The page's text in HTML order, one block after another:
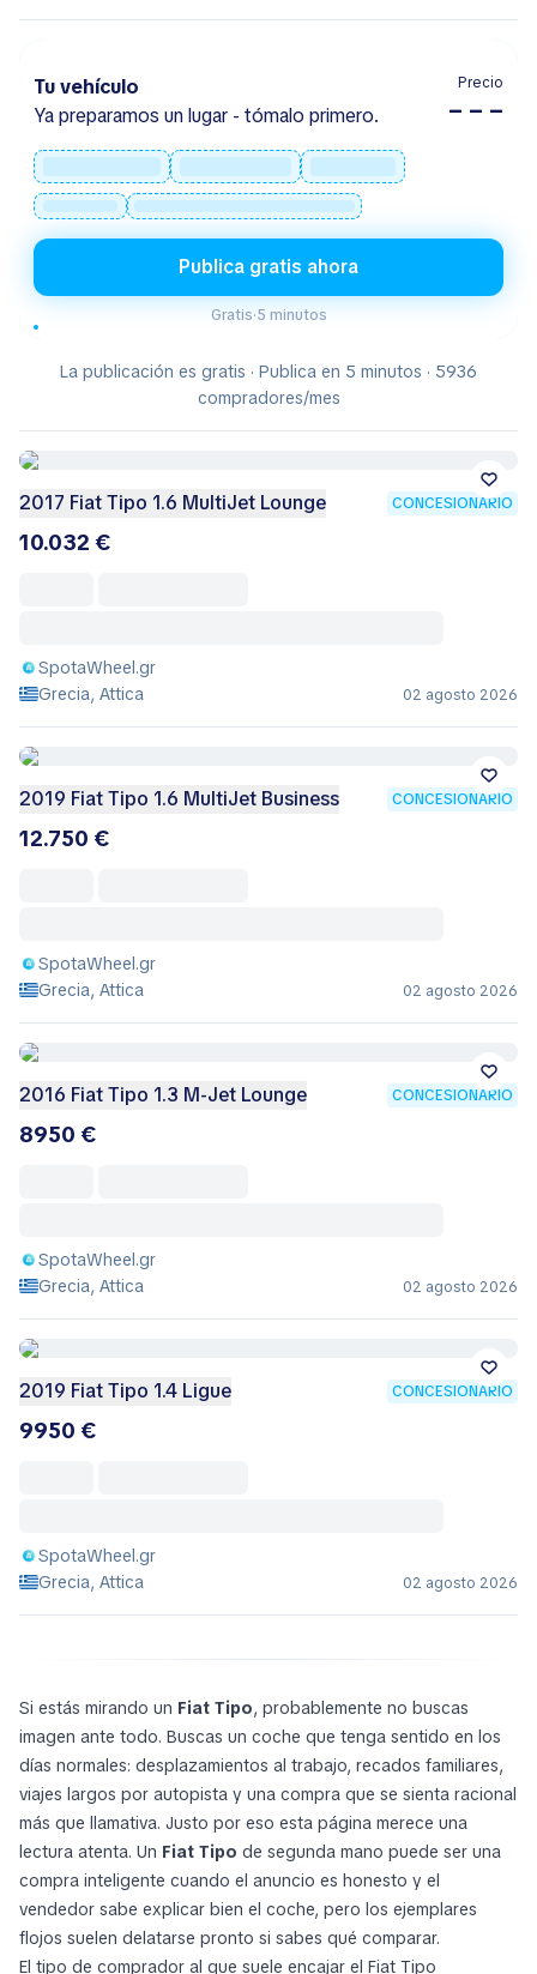
Tu vehículo
Ya preparamos un lugar - tómalo primero.
Precio
– – –
Publica gratis ahora
Gratis·5 minutos
La publicación es gratis · Publica en 5 minutos · 5936
compradores/mes
2017 Fiat Tipo 1.6 MultiJet Lounge CONCESIONARIO
10.032 €
SpotaWheel.gr
Grecia, Attica
02 agosto 2026
2019 Fiat Tipo 1.6 MultiJet Business CONCESIONARIO
12.750 €
SpotaWheel.gr
Grecia, Attica
02 agosto 2026
2016 Fiat Tipo 1.3 M-Jet Lounge CONCESIONARIO
8950 €
SpotaWheel.gr
Grecia, Attica
02 agosto 2026
2019 Fiat Tipo 1.4 Ligue CONCESIONARIO
9950 €
SpotaWheel.gr
Grecia, Attica
02 agosto 2026
Si estás mirando un Fiat Tipo, probablemente no buscas
imagen ante todo. Buscas un coche que tenga sentido en los
días normales: desplazamientos al trabajo, recados familiares,
viajes largos por autopista y una compra que se sienta racional
más que llamativa. Justo por eso esta página merece una
lectura atenta. Un Fiat Tipo de segunda mano puede ser una
compra inteligente cuando el anuncio es honesto y el
vendedor sabe explicar bien el coche, pero los ejemplares
flojos suelen delatarse pronto si sabes qué comparar.
El tipo de comprador al que suele encajar el Fiat Tipo